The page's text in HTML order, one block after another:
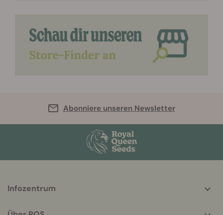
Abonniere unseren Newsletter
helpful
Infozentrum